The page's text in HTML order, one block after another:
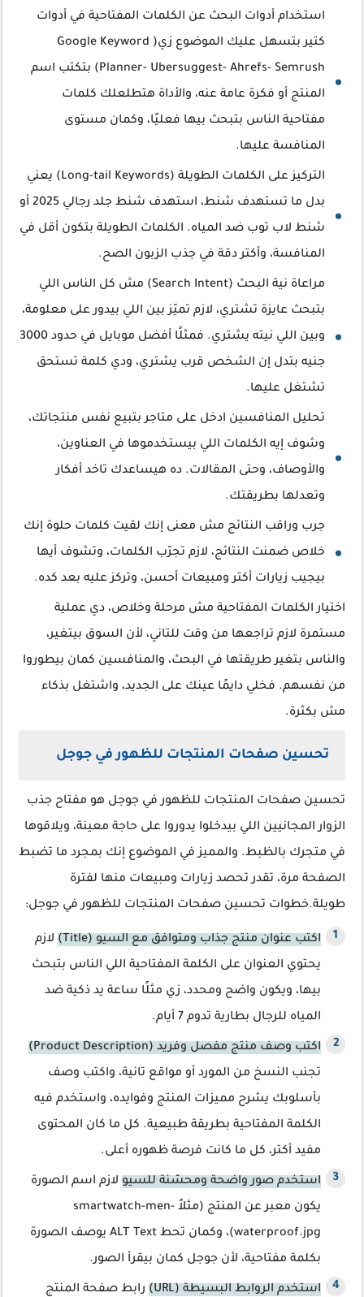
استخدام أدوات البحث عن الكلمات المفتاحية في أدوات
كتير بتسهل عليك الموضوع زي( Google Keyword
Planner- Ubersuggest- Ahrefs- Semrush) بتكتب اسم
المنتج أو فكرة عامة عنه، والأداة هتطلعلك كلمات
مفتاحية الناس بتبحث بيها فعليًا، وكمان مستوى
المنافسة عليها.
التركيز على الكلمات الطويلة (Long-tail Keywords) يعني
بدل ما تستهدف شنط، استهدف شنط جلد رجالي 2025 أو
شنط لاب توب ضد المياه. الكلمات الطويلة بتكون أقل في
المنافسة، وأكتر دقة في جذب الزبون الصح.
مراعاة نية البحث (Search Intent) مش كل الناس اللي
بتبحث عايزة تشتري، لازم تميّز بين اللي بيدور على معلومة،
وبين اللي نيته يشتري. فمثلًا أفضل موبايل في حدود 3000
جنيه بتدل إن الشخص قرب يشتري، ودي كلمة تستحق
تشتغل عليها.
تحليل المنافسين ادخل على متاجر بتبيع نفس منتجاتك،
وشوف إيه الكلمات اللي بيستخدموها في العناوين،
والأوصاف، وحتى المقالات. ده هيساعدك تاخد أفكار
وتعدلها بطريقتك.
جرب وراقب النتائج مش معنى إنك لقيت كلمات حلوة إنك
خلاص ضمنت النتائج، لازم تجرّب الكلمات، وتشوف أيها
بيجيب زيارات أكتر ومبيعات أحسن، وتركز عليه بعد كده.
اختيار الكلمات المفتاحية مش مرحلة وخلاص، دي عملية
مستمرة لازم تراجعها من وقت للتاني، لأن السوق بيتغير،
والناس بتغير طريقتها في البحث، والمنافسين كمان بيطوروا
من نفسهم. فخلي دايمًا عينك على الجديد، واشتغل بذكاء
مش بكثرة.
تحسين صفحات المنتجات للظهور في جوجل
تحسين صفحات المنتجات للظهور في جوجل هو مفتاح جذب
الزوار المجانيين اللي بيدخلوا يدوروا على حاجة معينة، ويلاقوها
في متجرك بالظبط. والمميز في الموضوع إنك بمجرد ما تضبط
الصفحة مرة، تقدر تحصد زيارات ومبيعات منها لفترة
طويلة.خطوات تحسين صفحات المنتجات للظهور في جوجل:
اكتب عنوان منتج جذاب ومتوافق مع السيو (Title)
لازم
يحتوي العنوان على الكلمة المفتاحية اللي الناس بتبحث
بيها، ويكون واضح ومحدد، زي مثلًا ساعة يد ذكية ضد
المياه للرجال بطارية تدوم 7 أيام.
اكتب وصف منتج مفصل وفريد (Product Description)
تجنب النسخ من المورد أو مواقع تانية، واكتب وصف
بأسلوبك يشرح مميزات المنتج وفوايده، واستخدم فيه
الكلمة المفتاحية بطريقة طبيعية. كل ما كان المحتوى
مفيد أكتر، كل ما كانت فرصة ظهوره أعلى.
استخدم صور واضحة ومحسّنة للسيو لازم اسم الصورة
يكون معبر عن المنتج (مثلاً smartwatch-men-
waterproof.jpg)، وكمان تحط ALT Text يوصف الصورة
بكلمة مفتاحية، لأن جوجل كمان بيقرأ الصور.
استخدم الروابط البسيطة (URL)
رابط صفحة المنتج